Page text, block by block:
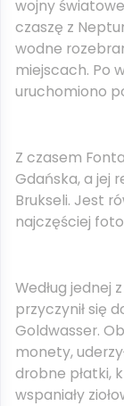
wojny
czaszę z
wodne
miejscach. Po
uruchomiono
Z czasem
Gdańska, a jej
Brukseli. Jest
najczęściej
Według jednej
przyczynił się
Goldwasser.
monety,
drobne płatki,
wspaniały